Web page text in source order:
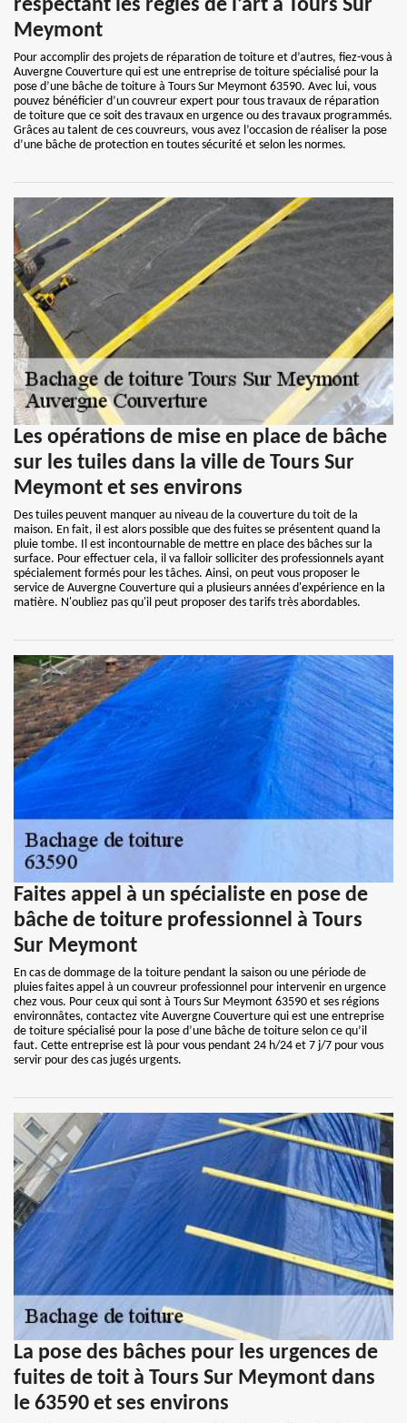
respectant les règles de l’art à Tours Sur
Meymont
Pour accomplir des projets de réparation de toiture et d’autres, fiez-vous à
Auvergne Couverture qui est une entreprise de toiture spécialisé pour la
pose d’une bâche de toiture à Tours Sur Meymont 63590. Avec lui, vous
pouvez bénéficier d’un couvreur expert pour tous travaux de réparation
de toiture que ce soit des travaux en urgence ou des travaux programmés.
Grâces au talent de ces couvreurs, vous avez l’occasion de réaliser la pose
d’une bâche de protection en toutes sécurité et selon les normes.
Les opérations de mise en place de bâche
sur les tuiles dans la ville de Tours Sur
Meymont et ses environs
Des tuiles peuvent manquer au niveau de la couverture du toit de la
maison. En fait, il est alors possible que des fuites se présentent quand la
pluie tombe. Il est incontournable de mettre en place des bâches sur la
surface. Pour effectuer cela, il va falloir solliciter des professionnels ayant
spécialement formés pour les tâches. Ainsi, on peut vous proposer le
service de Auvergne Couverture qui a plusieurs années d'expérience en la
matière. N'oubliez pas qu'il peut proposer des tarifs très abordables.
Faites appel à un spécialiste en pose de
bâche de toiture professionnel à Tours
Sur Meymont
En cas de dommage de la toiture pendant la saison ou une période de
pluies faites appel à un couvreur professionnel pour intervenir en urgence
chez vous. Pour ceux qui sont à Tours Sur Meymont 63590 et ses régions
environnâtes, contactez vite Auvergne Couverture qui est une entreprise
de toiture spécialisé pour la pose d’une bâche de toiture selon ce qu’il
faut. Cette entreprise est là pour vous pendant 24 h/24 et 7 j/7 pour vous
servir pour des cas jugés urgents.
La pose des bâches pour les urgences de
fuites de toit à Tours Sur Meymont dans
le 63590 et ses environs